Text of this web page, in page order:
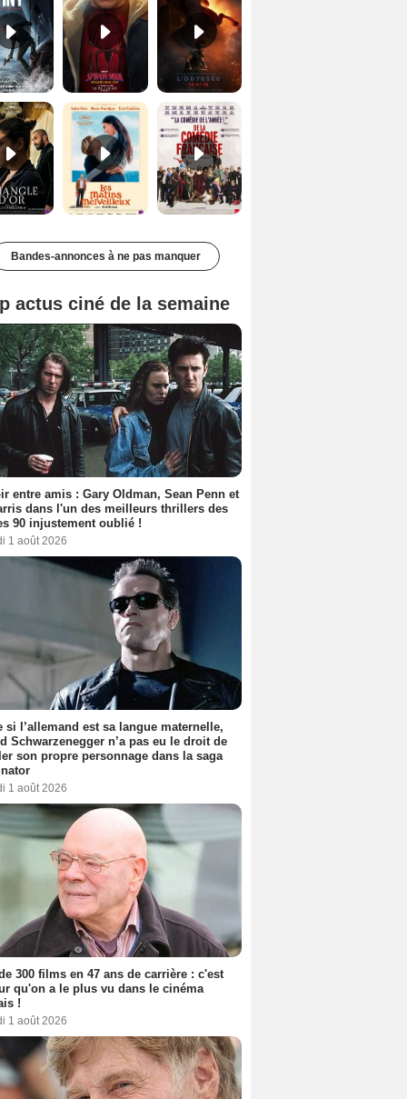
Le Triangle d'or Bande-annonce VF De la Comédie-Française Teaser VF
Bandes-annonces à ne pas manquer
actus ciné de la semaine
entre amis : Gary Oldman, Sean Penn et
dans l'un des meilleurs thrillers des
90 injustement oublié !
1 août 2026
si l’allemand est sa langue maternelle,
Schwarzenegger n’a pas eu le droit de
son propre personnage dans la saga
1 août 2026
300 films en 47 ans de carrière : c'est
qu'on a le plus vu dans le cinéma
!
1 août 2026